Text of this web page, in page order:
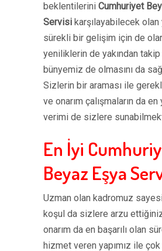
beklentilerini Cumhuriyet
Servisi karşılayabilecek olan
sürekli bir gelişim için de
yeniliklerin de yakından
bünyemiz de olmasını da
Sizlerin bir araması ile
ve onarım çalışmaların da
verimi de sizlere
En İyi
Beyaz Eşya
Uzman olan kadromuz
koşul da sizlere arzu
onarım da en başarılı olan
hizmet veren yapımız ile